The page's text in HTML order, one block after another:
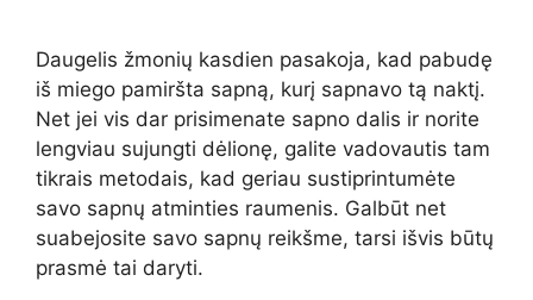
Daugelis žmonių kasdien pasakoja, kad pabudę
iš miego pamiršta sapną, kurį sapnavo tą naktį.
Net jei vis dar prisimenate sapno dalis ir norite
lengviau sujungti dėlionę, galite vadovautis tam
tikrais metodais, kad geriau sustiprintumėte
savo sapnų atminties raumenis. Galbūt net
suabejosite savo sapnų reikšme, tarsi išvis būtų
prasmė tai daryti.